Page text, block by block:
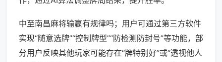
中至南昌麻将输赢有规律吗；用户可通过第三方软件
实现“随意选牌”“控制牌型”“防检测防封号”等功能，部
分用户反映其他玩家可能存在“牌特别好”或“透视他人